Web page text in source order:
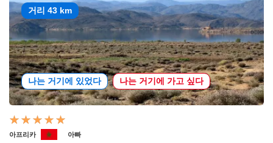
거리 43 km
나는 거기에 있었다 나는 거기에 가고 싶다
아프리카 아빠